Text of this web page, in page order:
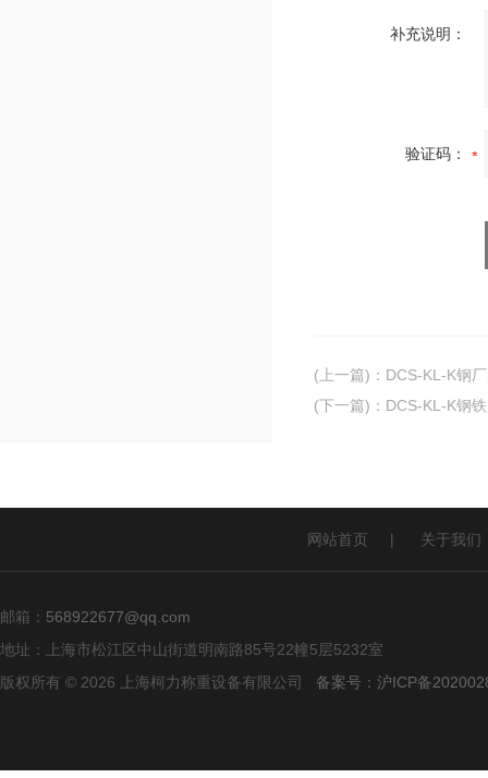
补充说明：
验证码：
(上一篇) ： DCS-KL-K钢
(下一篇) ： DCS-KL-K钢
网站首页 | 关于我们
邮箱： 568922677@qq.com
地址：上海市松江区中山街道明南路85号22幢5层5232室
版权所有 © 2026 上海柯力称重设备有限公司 备案号：沪ICP备